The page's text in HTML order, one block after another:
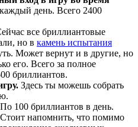
день. Всего 2400
все бриллиантовые
но в камень испытания
Может вернут и в другие, но
его. Всего за полное
бриллиантов.
Здесь ты можешь собрать
По 100 бриллиантов в день.
напомнить, что помимо